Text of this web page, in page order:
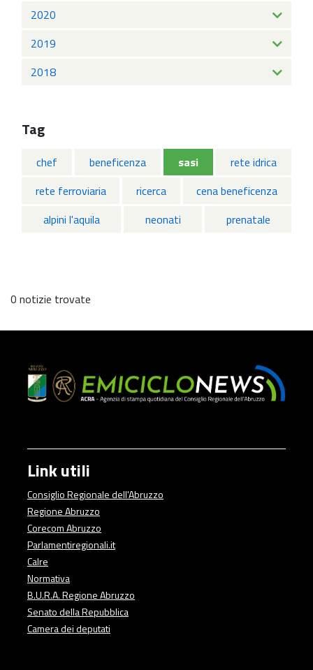
2020
2019
2018
Tag
chef beneficenza sasi
rete idrica
rete ferroviaria
ricerca
cena beneficenza
alpini l'aquila
neonati prenatale
0 notizie trovate
Link utili
Consiglio Regionale dell'Abruzzo
Regione Abruzzo
Corecom Abruzzo
Parlamentiregionali.it
Calre
Normativa
B.U.R.A. Regione Abruzzo
Senato della Repubblica
Camera dei deputati